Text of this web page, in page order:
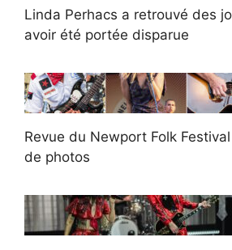
Linda Perhacs a retrouvé des
avoir été portée disparue
Revue du Newport Folk
de photos